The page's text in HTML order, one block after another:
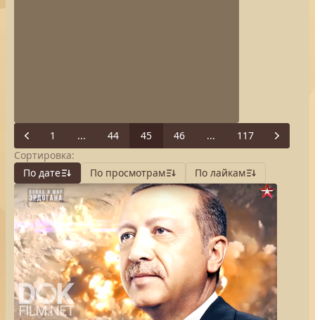
Previous
1 ... 44 45 46 ... 117
Next
Сортировка:
По дате
По просмотрам По лайкам